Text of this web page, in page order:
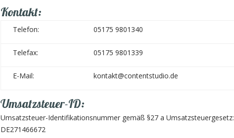
Kontakt:
Telefon: 05175 9801340
Telefax: 05175 9801339
E-Mail: kontakt@contentstudio.de
Umsatzsteuer-ID:
Umsatzsteuer-Identifikationsnummer gemäß §27 a Umsatzsteuergesetz:
DE271466672